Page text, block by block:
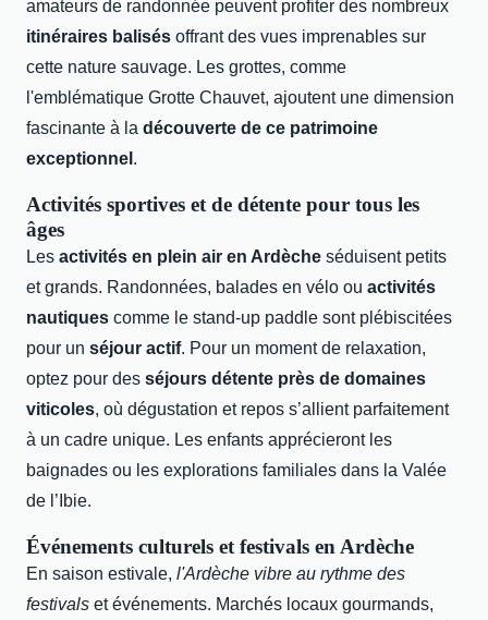
amateurs de randonnée peuvent profiter des nombreux
itinéraires balisés offrant des vues imprenables sur
cette nature sauvage. Les grottes, comme
l'emblématique Grotte Chauvet, ajoutent une dimension
fascinante à la découverte de ce patrimoine
exceptionnel .
Activités sportives et de détente pour tous les
âges
Les activités en plein air en Ardèche séduisent petits
et grands. Randonnées, balades en vélo ou activités
nautiques comme le stand-up paddle sont plébiscitées
pour un séjour actif. Pour un moment de relaxation,
optez pour des séjours détente près de domaines
viticoles, où dégustation et repos s’allient parfaitement
à un cadre unique. Les enfants apprécieront les
baignades ou les explorations familiales dans la Valée
de l’Ibie.
Événements culturels et festivals en Ardèche
En saison estivale, l'Ardèche vibre au rythme des
festivals et événements. Marchés locaux gourmands,